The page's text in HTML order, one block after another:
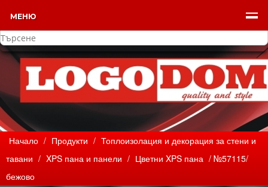
МЕНЮ
Начало / Продукти / Топлоизолация и декорация за стени и
тавани / XPS пана и панели / Цветни XPS пана / №57115/
бежово